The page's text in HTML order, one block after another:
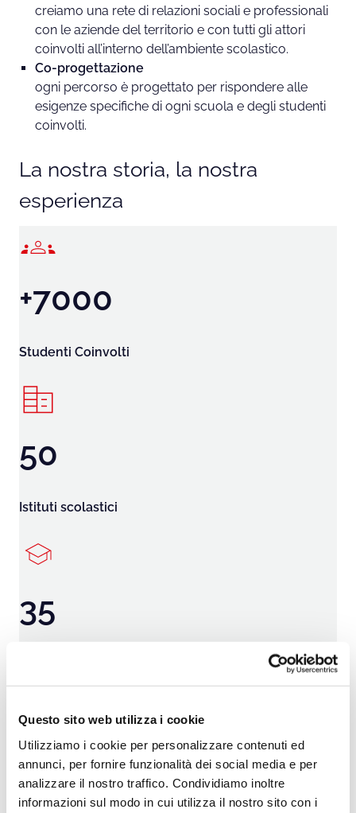
Questo sito web utilizza i cookie
Utilizziamo i cookie per personalizzare contenuti ed
annunci, per fornire funzionalità dei social media e per
analizzare il nostro traffico. Condividiamo inoltre
informazioni sul modo in cui utilizza il nostro sito con i
creiamo una rete di relazioni sociali e professionali
con le aziende del territorio e con tutti gli attori
coinvolti all’interno dell’ambiente scolastico.
Co-progettazione
ogni percorso è progettato per rispondere alle
esigenze specifiche di ogni scuola e degli studenti
coinvolti.
La nostra storia, la nostra
esperienza
+7000
Studenti Coinvolti
50
Istituti scolastici
35
Un esempio virtuoso
La partnership conEgidio Galbani Srl, società
appartenente alGruppo Lactalis, ha offerto agli
studenti degli istituti scolastici delle province